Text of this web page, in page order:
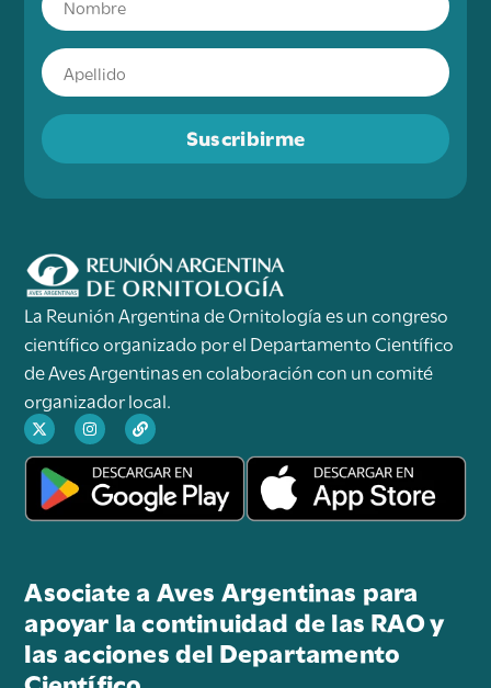
Suscribirme
La Reunión Argentina de Ornitología es un congreso
científico organizado por el Departamento Científico
de Aves Argentinas en colaboración con un comité
organizador local.
Asociate a Aves Argentinas para
apoyar la continuidad de las RAO y
las acciones del Departamento